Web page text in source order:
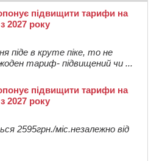
підвищити тарифи на
2027 року
піде в круте піке, то не
тариф- підвищений чи ...
підвищити тарифи на
2027 року
2595грн./міс.незалежно від